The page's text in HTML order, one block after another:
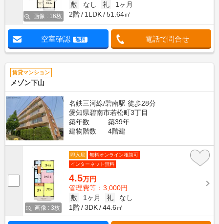
画像 : 16枚
敷
なし 礼
1ヶ月
2階
1LDK 51.64㎡
空室確認 無料 電話で問合せ
賃貸マンション
メゾン下山
名鉄三河線/碧南駅 徒歩28分
愛知県碧南市若松町3丁目
築年数
築39年
建物階数
4階建
画像 : 3枚
即入居
無料オンライン相談可
インターネット無料
4.5万円
管理費等：3,000円
敷
1ヶ月 礼
なし
1階
3DK 44.6㎡